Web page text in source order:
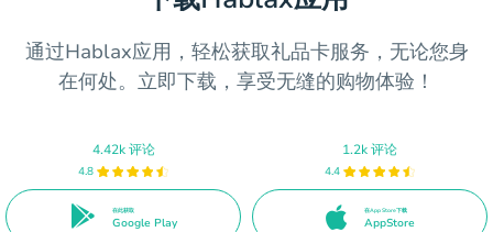
通过Hablax应用，轻松获取礼品卡服务，无论您身
在何处。立即下载，享受无缝的购物体验！
4.42k 评论
4.8
在此获取
Google Play
1.2k 评论
4.4
在App Store下载
AppStore